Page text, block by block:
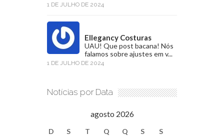
1 DE JULHO DE 2024
Ellegancy Costuras
UAU! Que post bacana! Nós
falamos sobre ajustes em v...
1 DE JULHO DE 2024
Notícias por Data
agosto 2026
D S T Q Q S S